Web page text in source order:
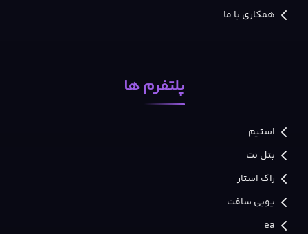
همکاری با ما
پلتفرم ها
استیم
بتل نت
راک استار
یوبی سافت
ea